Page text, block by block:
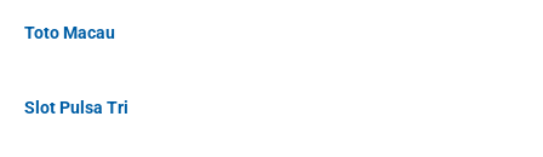
Toto Macau
Slot Pulsa Tri